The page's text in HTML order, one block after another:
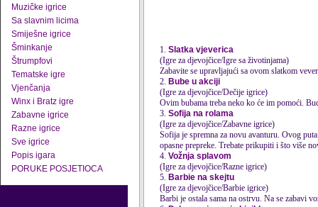
Muzičke igrice
Sa slavnim licima
Smiješne igrice
Šminkanje
Štrumpfovi
Tematske igre
Vjenčanja
Winx i Bratz igre
Zabavne igrice
Razne igrice
Sve igrice
Popis igara
PORUKE POSJETIOCA
1. Slatka vjeverica
(Igre za djevojčice/Igre sa životinjama)
Zabavite se upravljajući sa ovom slatkom
2. Bube u akciji
(Igre za djevojčice/Dečije igrice)
Ovim bubama treba neko ko će im pomoći.
3. Sofija na rolama
(Igre za djevojčice/Zabavne igrice)
Sofija je spremna za novu avanturu. Ovog
opasne prepreke. Trebate prikupiti i što više
4. Vožnja splavom
(Igre za djevojčice/Razne igrice)
5. Barbie na skejtu
(Igre za djevojčice/Barbie igrice)
Barbi je ostala sama na ostrvu. Na se zabavi